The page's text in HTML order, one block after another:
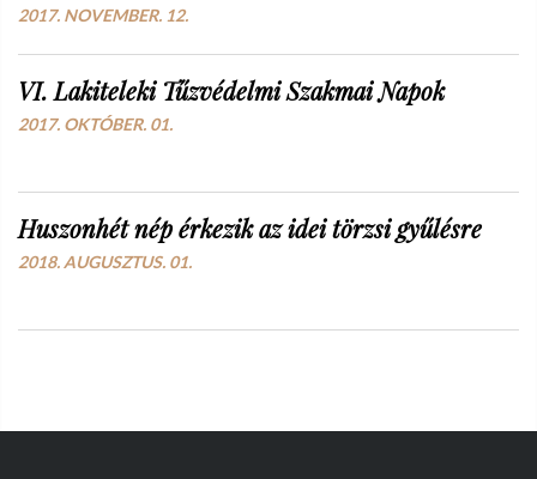
2017. NOVEMBER. 12.
VI. Lakiteleki Tűzvédelmi Szakmai Napok
2017. OKTÓBER. 01.
Huszonhét nép érkezik az idei törzsi gyűlésre
2018. AUGUSZTUS. 01.